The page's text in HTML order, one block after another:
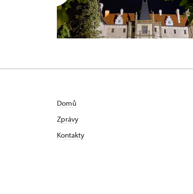
Domů
Zprávy
Kontakty